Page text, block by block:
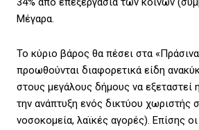
Μέγαρα.
Το κύριο βάρος θα πέσει στα
προωθούνται διαφορετικά είδη
στους μεγάλους δήμους να εξεταστεί
την ανάπτυξη ενός δικτύου χωριστής
νοσοκομεία, λαϊκές αγορές). Επίσης